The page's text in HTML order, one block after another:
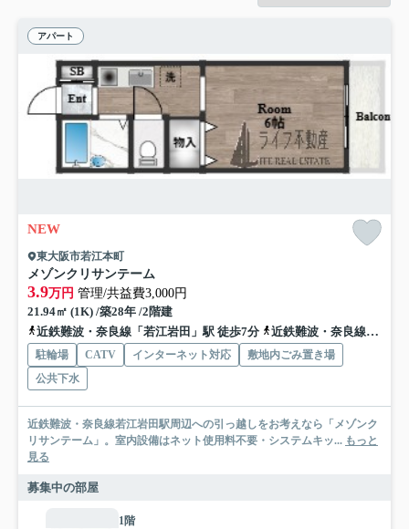
アパート
NEW
東大阪市若江本町
メゾンクリサンテーム
3.9万円 管理/共益費3,000円
21.94㎡ (1K) /築28年 /2階建
近鉄難波・奈良線「若江岩田」駅 徒歩7分
近鉄難波・奈良線「河内花園」駅 徒歩15分
駐輪場 CATV インターネット対応
敷地内ごみ置き場
公共下水
近鉄難波・奈良線若江岩田駅周辺への引っ越しをお考えなら「メゾンク
リサンテーム」。室内設備はネット使用料不要・システムキッ... もっと
見る
募集中の部屋
1階